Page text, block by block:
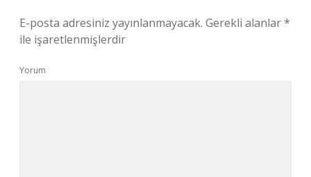
E-posta adresiniz yayınlanmayacak. Gerekli alanlar*
ile işaretlenmişlerdir
Yorum